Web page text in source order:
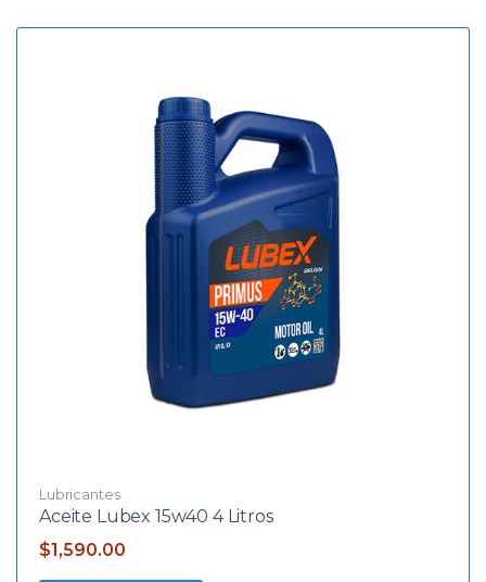
Lubricantes
Aceite Lubex 15w40 4 Litros
$1,590.00